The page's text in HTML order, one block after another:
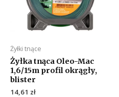
Żyłki tnące
Żyłka tnąca Oleo-Mac
1,6/15m profil okrągły,
blister
14,61 zł